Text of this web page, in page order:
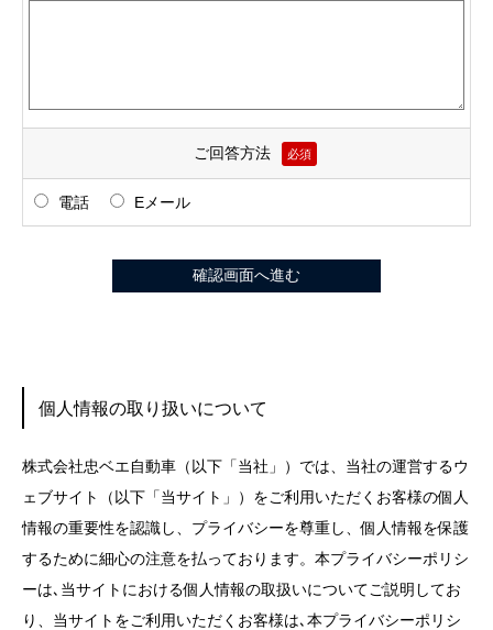
ご回答方法 必須
電話 Eメール
個人情報の取り扱いについて
株式会社忠ベエ自動車（以下「当社」）では、当社の運営するウ
ェブサイト（以下「当サイト」）をご利用いただくお客様の個人
情報の重要性を認識し、プライバシーを尊重し、個人情報を保護
するために細心の注意を払っております。本プライバシーポリシ
ーは､当サイトにおける個人情報の取扱いについてご説明してお
り、当サイトをご利用いただくお客様は､本プライバシーポリシ